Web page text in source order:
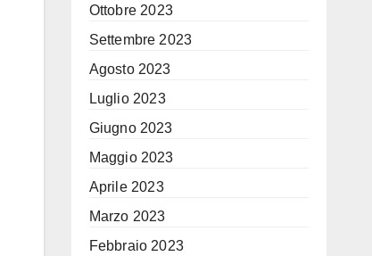
Ottobre 2023
Settembre 2023
Agosto 2023
Luglio 2023
Giugno 2023
Maggio 2023
Aprile 2023
Marzo 2023
Febbraio 2023